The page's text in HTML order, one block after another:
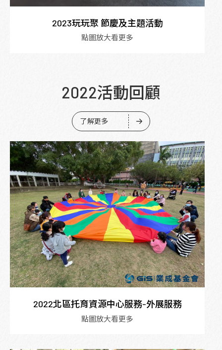
2023玩玩聚 節慶及主題活動
點圖放大看更多
2022活動回顧
了解更多
2022北區托育資源中心服務-外展服務
點圖放大看更多